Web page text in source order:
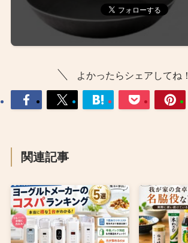
よかったらシェアしてね！
関連記事